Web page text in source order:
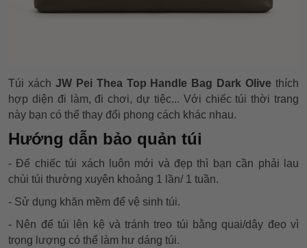
Túi xách JW Pei Thea Top Handle Bag Dark Olivethích
hợp diện đi làm, đi chơi, dự tiệc... Với chiếc túi thời trang
này bạn có thể thay đổi phong cách khác nhau.
Hướng dẫn bảo quản túi
- Để chiếc túi xách luôn mới và đẹp thì bạn cần phải lau
chùi túi thường xuyên khoảng 1 lần/ 1 tuần.
- Sử dụng khăn mềm để vệ sinh túi.
- Nên để túi lên kệ và tránh treo túi bằng quai/dây đeo vì
trọng lượng có thể làm hư dáng túi.